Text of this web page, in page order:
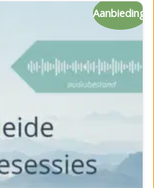
Aanbieding!